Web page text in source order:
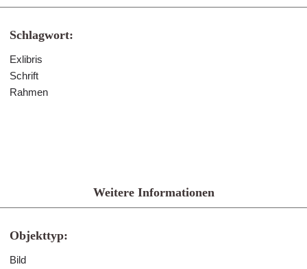
Schlagwort:
Exlibris
Schrift
Rahmen
Weitere Informationen
Objekttyp:
Bild